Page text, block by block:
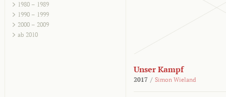
1980 – 1989
1990 – 1999
2000 – 2009
ab 2010
Unser Kampf
2017 / Simon Wieland